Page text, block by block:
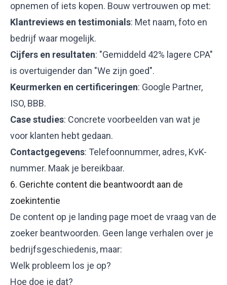
opnemen of iets kopen. Bouw vertrouwen op met:
Klantreviews en testimonials: Met naam, foto en
bedrijf waar mogelijk.
Cijfers en resultaten: "Gemiddeld 42% lagere CPA"
is overtuigender dan "We zijn goed".
Keurmerken en certificeringen: Google Partner,
ISO, BBB.
Case studies: Concrete voorbeelden van wat je
voor klanten hebt gedaan.
Contactgegevens: Telefoonnummer, adres, KvK-
nummer. Maak je bereikbaar.
6. Gerichte content die beantwoordt aan de
zoekintentie
De content op je landing page moet de vraag van de
zoeker beantwoorden. Geen lange verhalen over je
bedrijfsgeschiedenis, maar:
Welk probleem los je op?
Hoe doe je dat?